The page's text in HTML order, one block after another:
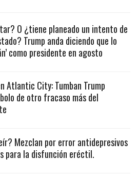
O ¿tiene planeado un intento de
Trump anda diciendo que lo
como presidente en agosto
Atlantic City: Tumban Trump
de otro fracaso más del
Mezclan por error antidepresivos
para la disfunción eréctil.